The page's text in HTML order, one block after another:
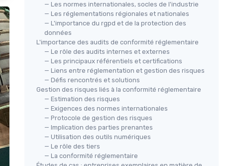
— Les normes internationales, socles de l'industrie
— Les réglementations régionales et nationales
— L'importance du rgpd et de la protection des
données
L'importance des audits de conformité réglementaire
— Le rôle des audits internes et externes
— Les principaux référentiels et certifications
— Liens entre réglementation et gestion des risques
— Défis rencontrés et solutions
Gestion des risques liés à la conformité réglementaire
— Estimation des risques
— Exigences des normes internationales
— Protocole de gestion des risques
— Implication des parties prenantes
— Utilisation des outils numériques
— Le rôle des tiers
— La conformité réglementaire